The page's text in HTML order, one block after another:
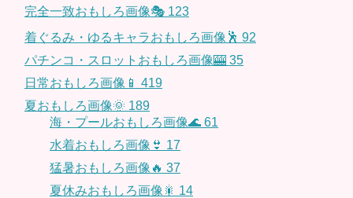
完全一致おもしろ画像🎭 123
着ぐるみ・ゆるキャラおもしろ画像🕺 92
パチンコ・スロットおもしろ画像🎰 35
日常おもしろ画像📱 419
夏おもしろ画像🌞 189
海・プールおもしろ画像🌊 61
水着おもしろ画像👙 17
猛暑おもしろ画像🔥 37
夏休みおもしろ画像🎇 14